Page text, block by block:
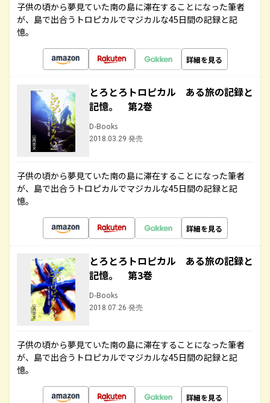
子供の頃から夢見ていた南の島に滞在することになった筆者
が、島で出合うトロピカルでマジカルな45日間の記録と記
憶。
詳細を見る
とろとろトロピカル ある旅の記録と
記憶。 第2巻
D-Books
2018.03.29 発売
子供の頃から夢見ていた南の島に滞在することになった筆者
が、島で出合うトロピカルでマジカルな45日間の記録と記
憶。
詳細を見る
とろとろトロピカル ある旅の記録と
記憶。 第3巻
D-Books
2018.07.26 発売
子供の頃から夢見ていた南の島に滞在することになった筆者
が、島で出合うトロピカルでマジカルな45日間の記録と記
憶。
詳細を見る